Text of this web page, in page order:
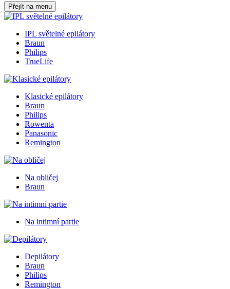
Přejít na menu
IPL světelné epilátory
Braun
Philips
TrueLife
Klasické epilátory
Braun
Philips
Rowenta
Panasonic
Remington
Na obličej
Braun
Na intimní partie
Depilátory
Braun
Philips
Remington